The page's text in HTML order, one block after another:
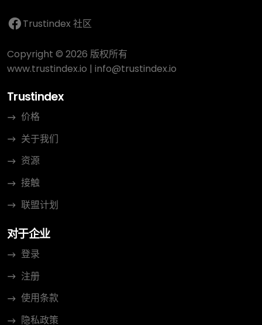
Trustindex 社区
Copyright © 2026 版权所有
www.trustindex.io | info@trustindex.io
Trustindex
价格
关于我们
资源
接触
联盟计划
对于企业
登录
注册
使用条款
隐私政策